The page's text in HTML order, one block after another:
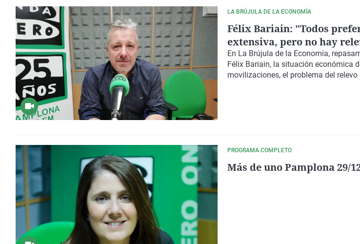
LA BRÚJULA DE LA ECONOMÍA
Félix Bariain: "Todos
extensiva, pero no hay
En La Brújula de la Economía,
Félix Bariain, la situación económica
movilizaciones, el problema del
PROGRAMA COMPLETO
Más de uno Pamplona 29/